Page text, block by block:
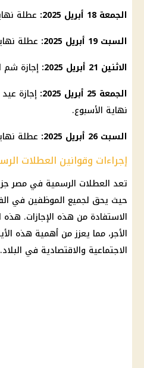
الجمعة 18 أبريل 2025:
عطلة
السبت 19 أبريل 2025:
عطلة
الاثنين 21 أبريل 2025:
إجازة شم
الجمعة 25 أبريل 2025:
إجازة
نهاية الأسبوع.
السبت 26 أبريل 2025:
عطلة
إجراءات وقوانين العطلات
تعد العطلات الرسمية في مصر
حيث يحق لجميع الموظفين في
الاستفادة من هذه الإجازات. هذه
الأجر، مما يعزز من أهمية هذه
الاجتماعية والاقتصادية في البلاد.